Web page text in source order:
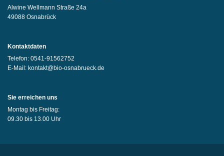
Alwine Wellmann Straße 24a
49088 Osnabrück
Kontaktdaten
Telefon: 0541-91562752
E-Mail: kontakt@bio-osnabrueck.de
Sie erreichen uns
Montag bis Freitag:
09.30 bis 13.00 Uhr